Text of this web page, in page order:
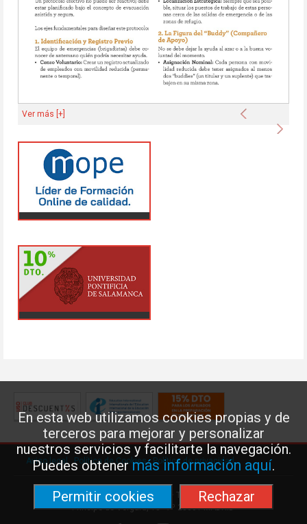
En esta web utilizamos cookies propias y de
terceros para mejorar y personalizar
nuestros servicios y facilitarte la navegación.
Puedes obtenermás información aquí.
Permitir cookies
Rechazar
Anterior
Ver más [+]
Aviso legal·Política de Cookies·Política de privacidad
Federación de Enseñanza de USO · Teléfono: 91 577 41 13 ·
Príncipe de Vergara, 13 · 7º 28001 MADRID